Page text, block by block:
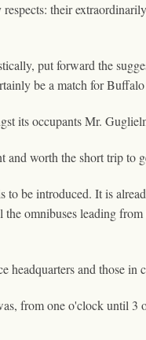
their
put forward the
be a match for
its occupants Mr.
and worth the short trip to
be introduced. It is
omnibuses leading
and those in
from one o'clock until